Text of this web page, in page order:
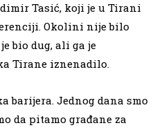
Tasić, koji je u Tirani
Okolini nije bilo
bio dug, ali ga je
Tirane iznenadilo.
barijera. Jednog dana smo
da pitamo građane za